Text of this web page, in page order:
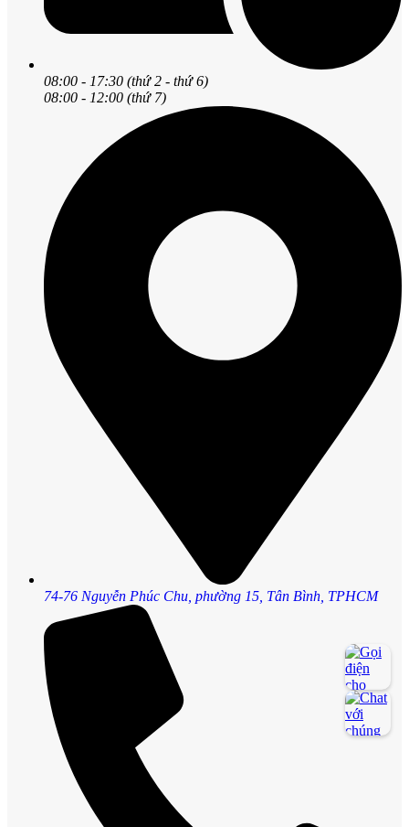
08:00 - 17:30 (thứ 2 - thứ 6)
08:00 - 12:00 (thứ 7)
74-76 Nguyễn Phúc Chu, phường 15, Tân Bình, TPHCM